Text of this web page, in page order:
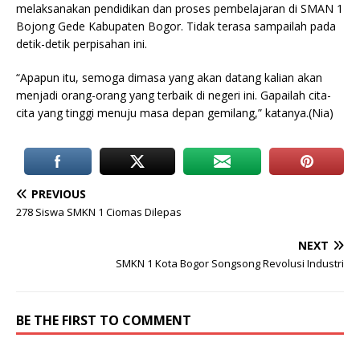
melaksanakan pendidikan dan proses pembelajaran di SMAN 1
Bojong Gede Kabupaten Bogor. Tidak terasa sampailah pada
detik-detik perpisahan ini.
“Apapun itu, semoga dimasa yang akan datang kalian akan
menjadi orang-orang yang terbaik di negeri ini. Gapailah cita-
cita yang tinggi menuju masa depan gemilang,” katanya.(Nia)
PREVIOUS
278 Siswa SMKN 1 Ciomas Dilepas
NEXT
SMKN 1 Kota Bogor Songsong Revolusi Industri
BE THE FIRST TO COMMENT